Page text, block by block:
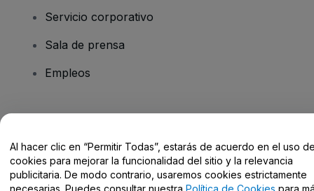
Servicio corporativo
Sala de prensa
Empleos
Centro de Ayuda / Contacto
Al hacer clic en “Permitir Todas”, estarás de acuerdo en el uso
cookies para mejorar la funcionalidad del sitio y la relevancia
publicitaria. De modo contrario, usaremos cookies estrictamente
necesarias. Puedes consultar nuestra Política de Cookies para